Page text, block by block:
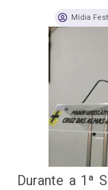
Mídia Fest
Durante a 1ª